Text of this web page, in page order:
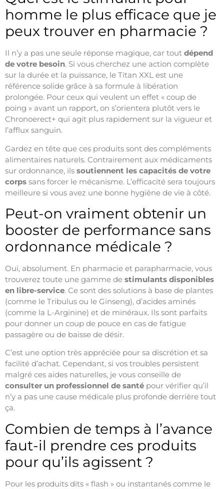
homme le plus efficace que je
peux trouver en pharmacie ?
Il n’y a pas une seule réponse magique, car tout dépend
de votre besoin. Si vous cherchez une action complète
sur la durée et la puissance, le Titan XXL est une
référence solide grâce à sa formule à libération
prolongée. Pour ceux qui veulent un effet « coup de
poing » avant un rapport, on s’orientera plutôt vers le
Chronoerect+ qui agit plus rapidement sur la vigueur et
l’afflux sanguin.
Gardez en tête que ces produits sont des compléments
alimentaires naturels. Contrairement aux médicaments
sur ordonnance, ils soutiennent les capacités de votre
corps sans forcer le mécanisme. L’efficacité sera toujours
meilleure si vous avez une bonne hygiène de vie à côté.
Peut-on vraiment obtenir un
booster de performance sans
ordonnance médicale ?
Oui, absolument. En pharmacie et parapharmacie, vous
trouverez toute une gamme de stimulants disponibles
en libre-service. Ce sont des solutions à base de plantes
(comme le Tribulus ou le Ginseng), d’acides aminés
(comme la L-Arginine) et de minéraux. Ils sont parfaits
pour donner un coup de pouce en cas de fatigue
passagère ou de baisse de désir.
C’est une option très appréciée pour sa discrétion et sa
facilité d’achat. Cependant, si vos troubles persistent
malgré ces aides naturelles, je vous conseille de
consulter un professionnel de santé pour vérifier qu’il
n’y a pas une cause médicale plus profonde derrière tout
ça.
Combien de temps à l’avance
faut-il prendre ces produits
pour qu’ils agissent ?
Pour les produits dits « flash » ou instantanés comme le